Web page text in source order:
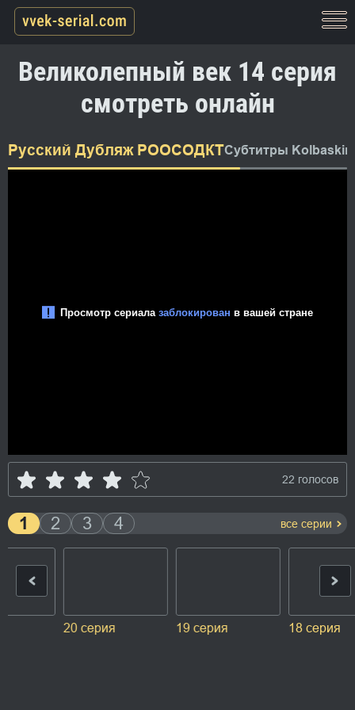
Великолепный век 14 серия
смотреть онлайн
Русский Дубляж РООСОДКТСубтитры
22 голосов
1 2 3 4 все серии
18 серия 17 серия 16 серия